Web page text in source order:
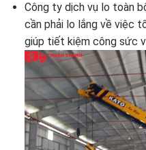
Công ty dịch vụ lo toàn
cần phải lo lắng về việc
giúp tiết kiệm công sức